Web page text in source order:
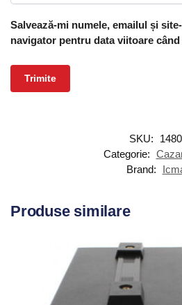
Salvează-mi numele, emailul și
navigator pentru data viitoare
SKU:
1480
Categorie:
Brand:
Produse similare